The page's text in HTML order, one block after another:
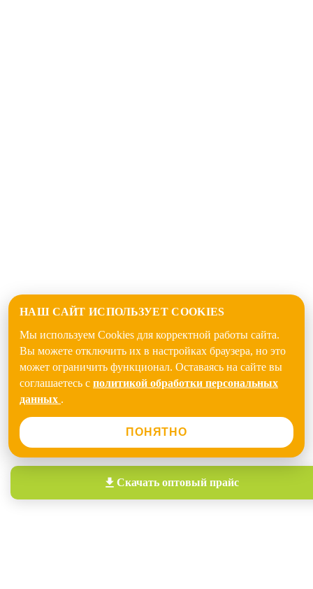
НАШ САЙТ ИСПОЛЬЗУЕТ COOKIES
Мы используем Cookies для корректной работы сайта.
Вы можете отключить их в настройках браузера, но это
может ограничить функционал. Оставаясь на сайте вы
соглашаетесь с политикой обработки персональных
данных .
ПОНЯТНО
Скачать оптовый прайс